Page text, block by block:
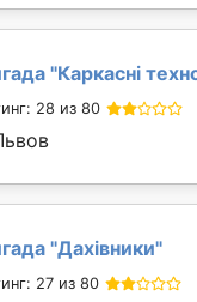
"Каркасні
28 из 80
"Дахівники"
27 из 80